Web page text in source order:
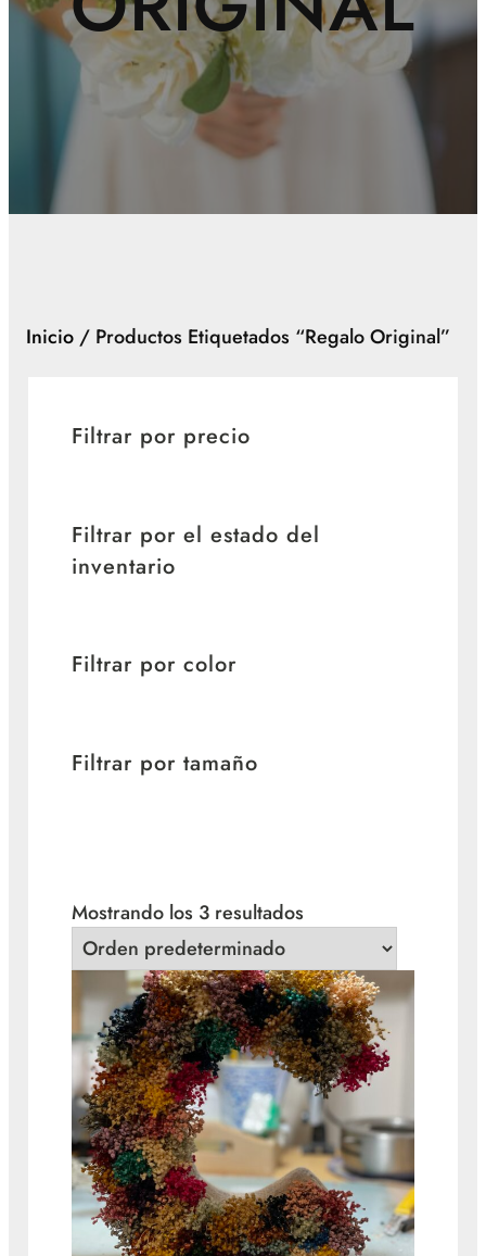
Inicio/ Productos Etiquetados “regalo Original”
Filtrar por precio
Filtrar por el estado del
inventario
Filtrar por color
Filtrar por tamaño
Mostrando los 3 resultados